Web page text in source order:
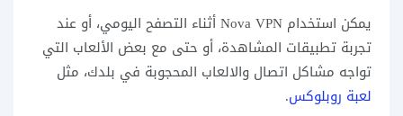
يمكن استخدام Nova VPN أثناء التصفح اليومي، أو عند
تجربة تطبيقات المشاهدة، أو حتى مع بعض الألعاب التي
تواجه مشاكل اتصال والالعاب المحجوبة في بلدك، مثل
لعبة روبلوكس.